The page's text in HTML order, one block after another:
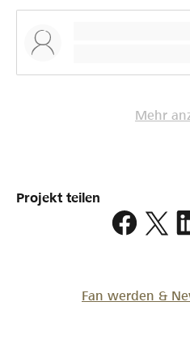
Mehr
Projekt teilen
Fan werden &